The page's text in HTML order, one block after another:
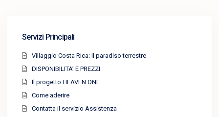
Servizi Principali
Villaggio Costa Rica: Il paradiso terrestre
DISPONIBILITA’ E PREZZI
Il progetto HEAVEN ONE
Come aderire
Contatta il servizio Assistenza